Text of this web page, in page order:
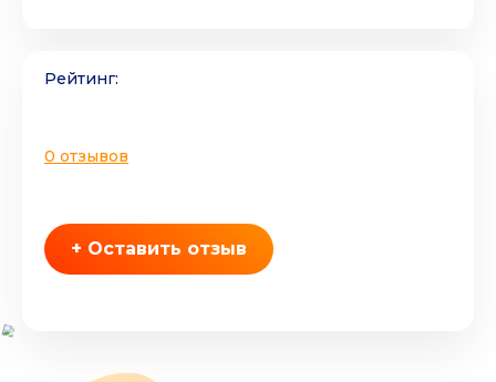
Рейтинг:
0 отзывов
+ Оставить отзыв